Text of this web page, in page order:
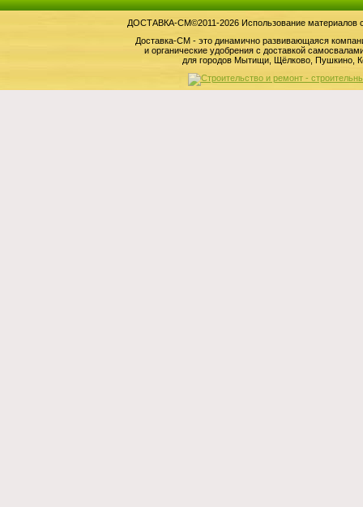
ДОСТАВКА-СМ©2011-2026 Использование материалов
Доставка-СМ - это динамично развивающаяся
и органические удобрения с доставкой
для городов Мытищи, Щёлково, Пушкино,